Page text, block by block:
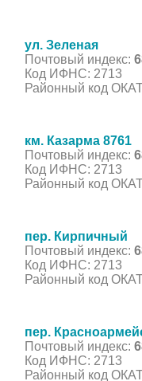
ул. Зеленая
Почтовый индекс:
Код ИФНС: 2713
Районный код
км. Казарма 8761
Почтовый индекс:
Код ИФНС: 2713
Районный код
пер. Кирпичный
Почтовый индекс:
Код ИФНС: 2713
Районный код
пер.
Почтовый индекс:
Код ИФНС: 2713
Районный код